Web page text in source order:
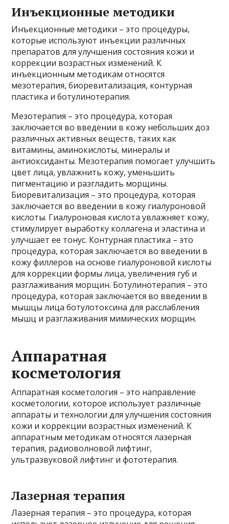
Инъекционные методики
Инъекционные методики – это процедуры,
которые используют инъекции различных
препаратов для улучшения состояния кожи и
коррекции возрастных изменений. К
инъекционным методикам относятся
мезотерапия, биоревитализация, контурная
пластика и ботулинотерапия.
Мезотерапия – это процедура, которая
заключается во введении в кожу небольших доз
различных активных веществ, таких как
витамины, аминокислоты, минералы и
антиоксиданты. Мезотерапия помогает улучшить
цвет лица, увлажнить кожу, уменьшить
пигментацию и разгладить морщины.
Биоревитализация – это процедура, которая
заключается во введении в кожу гиалуроновой
кислоты. Гиалуроновая кислота увлажняет кожу,
стимулирует выработку коллагена и эластина и
улучшает ее тонус. Контурная пластика – это
процедура, которая заключается во введении в
кожу филлеров на основе гиалуроновой кислоты
для коррекции формы лица, увеличения губ и
разглаживания морщин. Ботулинотерапия – это
процедура, которая заключается во введении в
мышцы лица ботулотоксина для расслабления
мышц и разглаживания мимических морщин.
Аппаратная
косметология
Аппаратная косметология – это направление
косметологии, которое использует различные
аппараты и технологии для улучшения состояния
кожи и коррекции возрастных изменений. К
аппаратным методикам относятся лазерная
терапия, радиоволновой лифтинг,
ультразвуковой лифтинг и фототерапия.
Лазерная терапия
Лазерная терапия – это процедура, которая